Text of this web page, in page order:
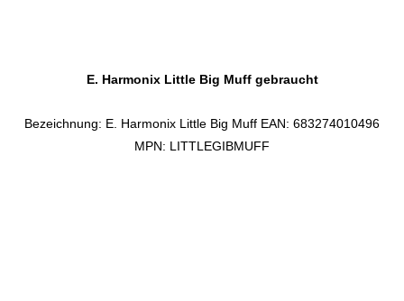
E. Harmonix Little Big Muff gebraucht
Bezeichnung: E. Harmonix Little Big Muff EAN: 683274010496
MPN: LITTLEGIBMUFF